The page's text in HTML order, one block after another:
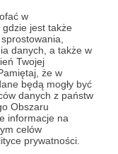
w
gdzie jest także
danych, a także w
Twojej
że w
będą mogły być
danych z państw
Obszaru
informacje na
celów
prywatności.
Ogdowski
już